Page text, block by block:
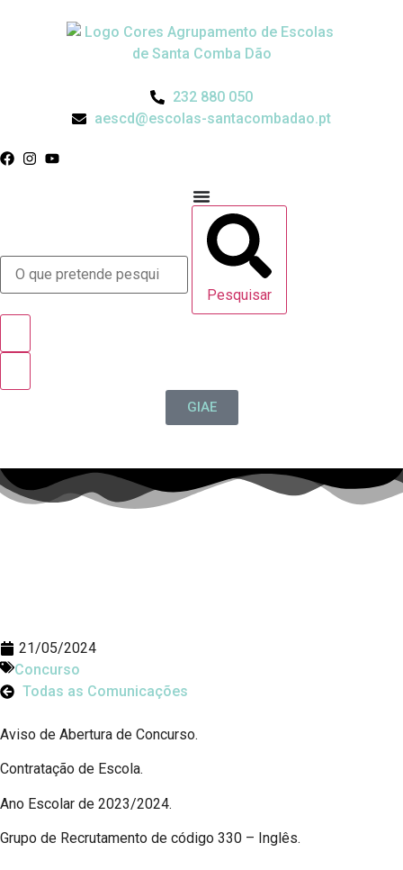
232 880 050
aescd@escolas-santacombadao.pt
Pesquisar
GIAE
21/05/2024
Concurso
Todas as Comunicações
Aviso de Abertura de Concurso.
Contratação de Escola.
Ano Escolar de 2023/2024.
Grupo de Recrutamento de código 330 – Inglês.